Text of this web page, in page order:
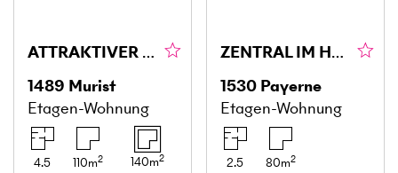
ATTRAKTIVER PREIS! MIETKAUF NICHT VERPASSEN
1489 Murist
Etagen-Wohnung
4.5 110m2 140m2
ZENTRAL IM HERZEN DER STADT
1530 Payerne
Etagen-Wohnung
2.5 80m2